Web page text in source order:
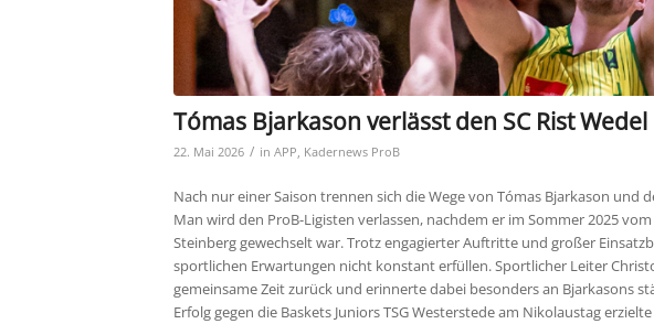
Tómas Bjarkason verlässt den SC Rist Wedel
22. Mai 2026 / in APP, Kadernews ProB
Nach nur einer Saison trennen sich die Wege von Tómas Bjarkason und
Man wird den ProB-Ligisten verlassen, nachdem er im Sommer 2025
Steinberg gewechselt war. Trotz engagierter Auftritte und großer
sportlichen Erwartungen nicht konstant erfüllen. Sportlicher Leiter
gemeinsame Zeit zurück und erinnerte dabei besonders an Bjarkasons
Erfolg gegen die Baskets Juniors TSG Westerstede am Nikolaustag